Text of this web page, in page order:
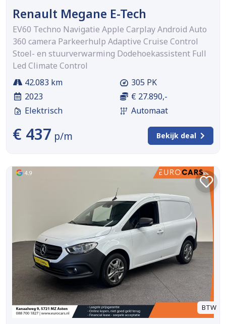
Renault Megane E-Tech
EV60 Techno Navigatie Apple Carplay Android Auto
360 camera Parkeerhulp Adaptive Cruise Control
Stoel- en stuurverwarming Dodehoekassistent Full
Led Climate Control
42.083 km
2023
Elektrisch
305 PK
€ 27.890,-
Automaat
€ 437 p/m Bekijk deal
BTW